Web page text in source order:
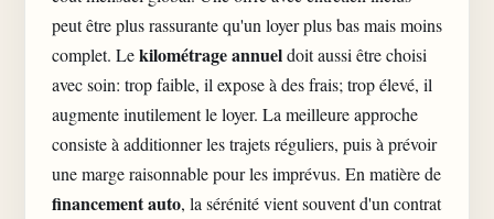
peut être plus rassurante qu'un loyer plus bas mais moins
complet. Lekilométrage annueldoit aussi être choisi
avec soin: trop faible, il expose à des frais; trop élevé, il
augmente inutilement le loyer. La meilleure approche
consiste à additionner les trajets réguliers, puis à prévoir
une marge raisonnable pour les imprévus. En matière de
financement auto, la sérénité vient souvent d'un contrat